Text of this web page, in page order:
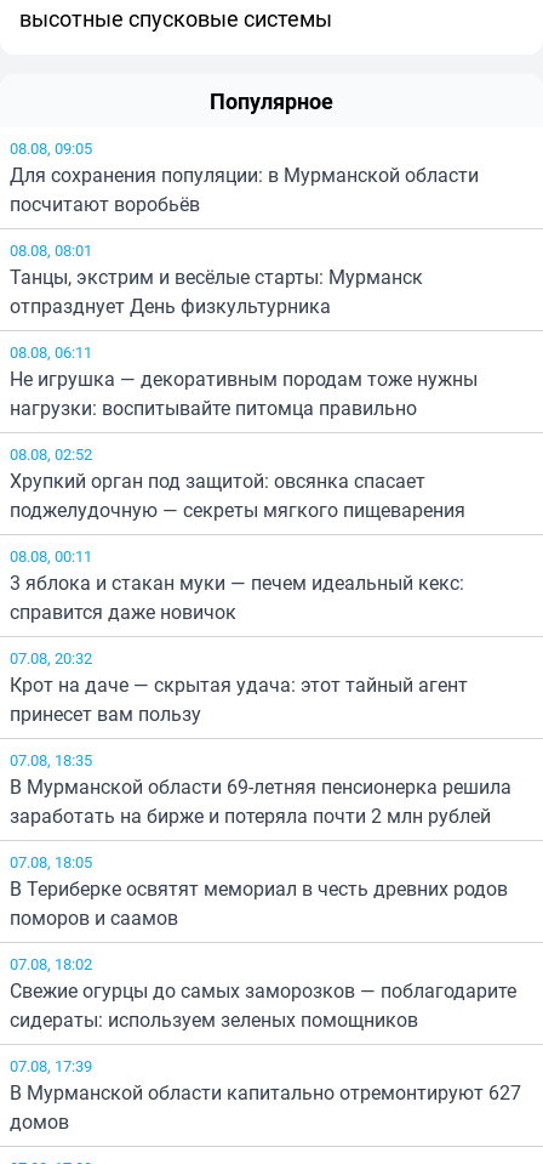
высотные спусковые системы
Популярное
08.08, 09:05
Для сохранения популяции: в Мурманской области
посчитают воробьёв
08.08, 08:01
Танцы, экстрим и весёлые старты: Мурманск
отпразднует День физкультурника
08.08, 06:11
Не игрушка — декоративным породам тоже нужны
нагрузки: воспитывайте питомца правильно
08.08, 02:52
Хрупкий орган под защитой: овсянка спасает
поджелудочную — секреты мягкого пищеварения
08.08, 00:11
3 яблока и стакан муки — печем идеальный кекс:
справится даже новичок
07.08, 20:32
Крот на даче — скрытая удача: этот тайный агент
принесет вам пользу
07.08, 18:35
В Мурманской области 69-летняя пенсионерка решила
заработать на бирже и потеряла почти 2 млн рублей
07.08, 18:05
В Териберке освятят мемориал в честь древних родов
поморов и саамов
07.08, 18:02
Свежие огурцы до самых заморозков — поблагодарите
сидераты: используем зеленых помощников
07.08, 17:39
В Мурманской области капитально отремонтируют 627
домов